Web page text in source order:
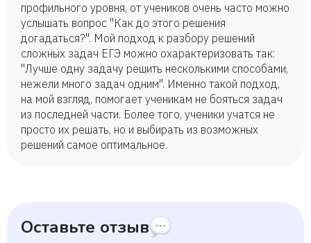
профильного уровня, от учеников очень часто можно
услышать вопрос "Как до этого решения
догадаться?". Мой подход к разбору решений
сложных задач ЕГЭ можно охарактеризовать так:
"Лучше одну задачу решить несколькими способами,
нежели много задач одним". Именно такой подход,
на мой взгляд, помогает ученикам не бояться задач
из последней части. Более того, ученики учатся не
просто их решать, но и выбирать из возможных
решений самое оптимальное.
Оставьте отзыв